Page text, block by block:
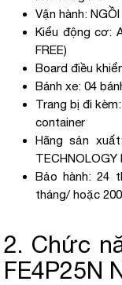
Vận hành: NGỒI
Kiểu động cơ:
FREE)
Board điều
Bánh xe: 04
Trang bị đi
container
Hãng sản
TECHNOLOGY
Bảo hành: 24
tháng/ hoặc
2. Chức
FE4P25N